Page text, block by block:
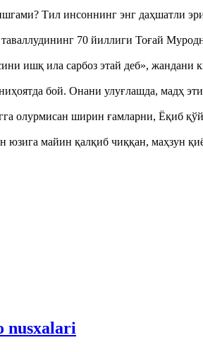
Тил инсоннинг энг даҳшатли
таваллудининг 70 йиллиги Тоғай
ишқ ила сарбоз этай деб», жандани
бой. Онани улуғлашда, мадҳ
олурмисан ширин ғамларни, Ёқиб
юзига майин қалқиб чиққан, маҳзун
nusxalari